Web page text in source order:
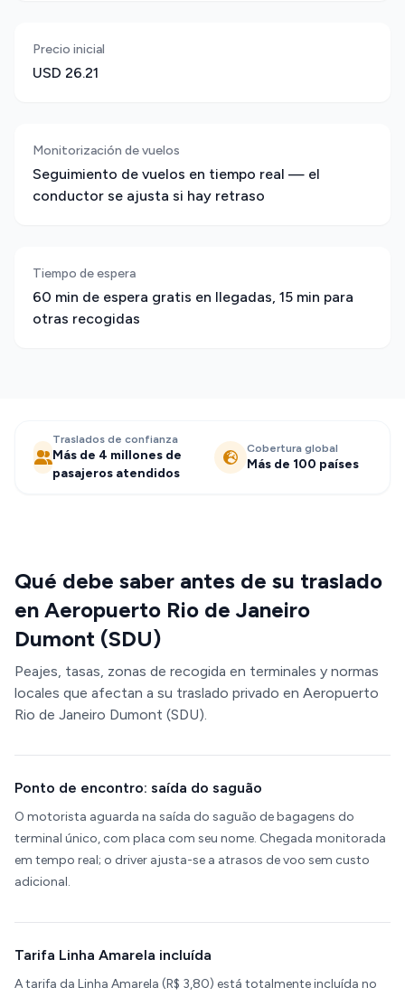
Precio inicial
USD 26.21
Monitorización de vuelos
Seguimiento de vuelos en tiempo real — el
conductor se ajusta si hay retraso
Tiempo de espera
60 min de espera gratis en llegadas, 15 min para
otras recogidas
Traslados de confianza
Más de 4 millones de
pasajeros atendidos
Cobertura global
Más de 100 países
Qué debe saber antes de su traslado
en Aeropuerto Rio de Janeiro
Dumont (SDU)
Peajes, tasas, zonas de recogida en terminales y normas
locales que afectan a su traslado privado en Aeropuerto
Rio de Janeiro Dumont (SDU).
Ponto de encontro: saída do saguão
O motorista aguarda na saída do saguão de bagagens do
terminal único, com placa com seu nome. Chegada monitorada
em tempo real; o driver ajusta-se a atrasos de voo sem custo
adicional.
Tarifa Linha Amarela incluída
A tarifa da Linha Amarela (R$ 3,80) está totalmente incluída no